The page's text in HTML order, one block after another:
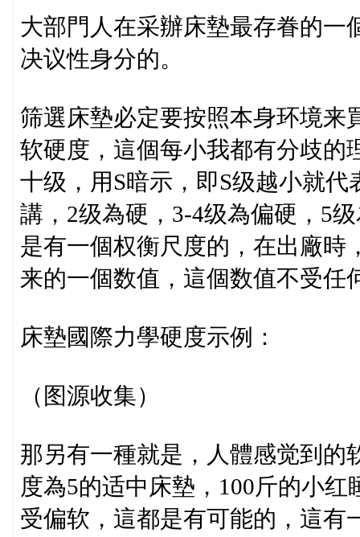
大部門人在采辦床墊最存眷的一
决议性身分的。
筛選床墊必定要按照本身环境来
软硬度，這個每小我都有分歧的
十级，用S暗示，即S级越小就
講，2级為硬，3-4级為偏硬，5
是有一個权衡尺度的，在出廠時
来的一個数值，這個数值不受任
床墊國際力學硬度示例：
（图源收集）
那另有一種就是，人體感觉到的
度為5的适中床墊，100斤的小
受偏软，這都是有可能的，這有